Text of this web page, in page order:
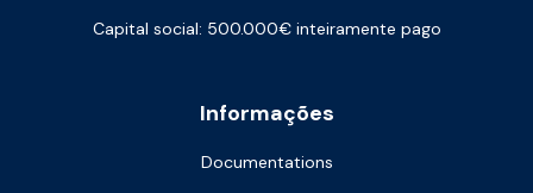
Informações
Documentations
Capital social: 500.000€ inteiramente pago